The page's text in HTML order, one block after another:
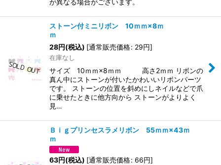
ストーン付ミニリボン 10ｍｍ×8ｍ
ｍ
28円(税込) [通常販売価格: 29円]
在庫なし
サイズ 10ｍｍ×8ｍｍ 高さ2ｍｍ リボンの
真ん中にストーンが付いたかわいいリボンパーツ
です。 ストーンの位置を斜めにしネイルなどで爪
に乗せたときに他方向から ストーンがよりよく
見…
Ｂｉｇプリンセスラメリボン 55ｍｍ×43ｍ
ｍ
63円(税込) [通常販売価格: 66円]